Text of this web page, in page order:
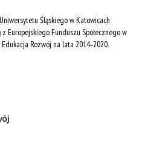
Śląskiego w Katowicach
Europejskiego Funduszu Społecznego w
Rozwój na lata 2014˗2020.